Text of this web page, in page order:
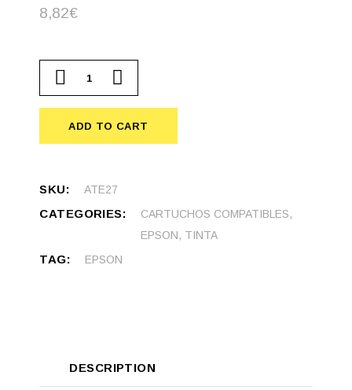
8,82€
Cartucho compatible Epson 27 quantity
ADD TO CART
SKU: ATE27
CATEGORIES: CARTUCHOS COMPATIBLES,
EPSON, TINTA
TAG: EPSON
DESCRIPTION